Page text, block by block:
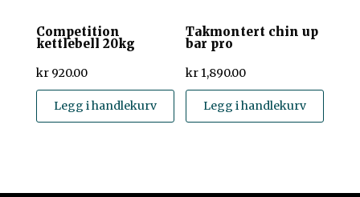
Competition
kettlebell 20kg
kr920.00
Legg i handlekurv
Takmontert chin up
bar pro
kr 1,890.00
Legg i handlekurv